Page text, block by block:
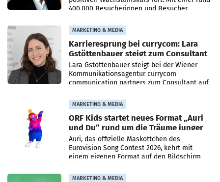
400.000 Besucherinnen und Besucher
höheren Nettoreichweite im ersten Halbjahr
2026 gegenüber dem
MARKETING & MEDIA
Karrieresprung bei currycom: Lara
Gstöttenbauer steigt zum Consultant
auf
Lara Gstöttenbauer steigt bei der Wiener
Kommunikationsagentur currycom
communication partners zum Consultant auf.
Die 27-jährige Beraterin betreut Kundinnen
und Kunden in den Bereichen
MARKETING & MEDIA
ORF Kids startet neues Format „Auri
und Du“ rund um die Träume junger
Menschen
Auri, das offizielle Maskottchen des
Eurovision Song Contest 2026, kehrt mit
einem eigenen Format auf den Bildschirm
zurück. In der neuen Sendung „Auri und Du“
bei ORF Kids steht
MARKETING & MEDIA